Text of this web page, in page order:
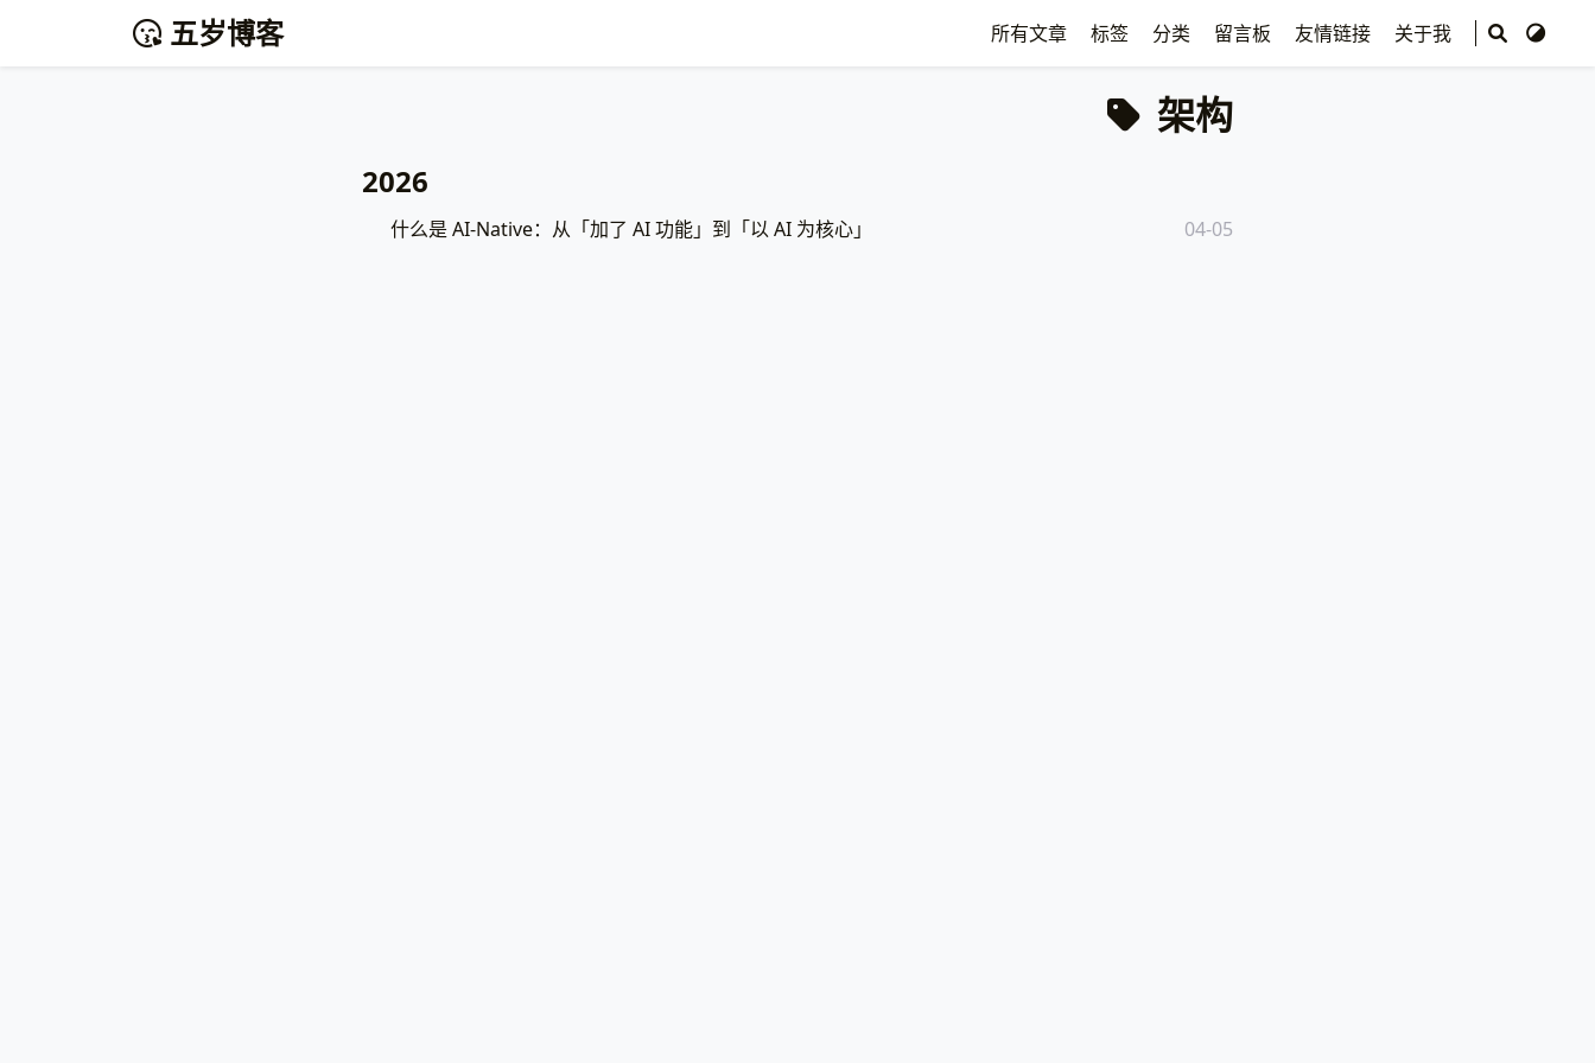
五岁博客 所有文章 标签 分类 留言板 友情链接 关于我
架构
2026
什么是 AI-Native：从「加了 AI 功能」到「以 AI 为核心」 04-05